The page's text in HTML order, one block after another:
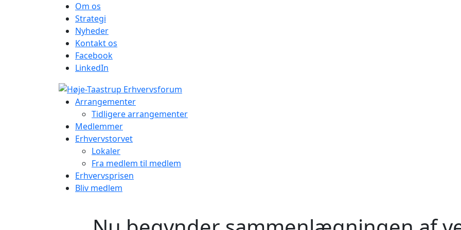
Om os
Strategi
Nyheder
Kontakt os
Facebook
LinkedIn
Arrangementer
Tidligere arrangementer
Medlemmer
Erhvervstorvet
Lokaler
Fra medlem til medlem
Erhvervsprisen
Bliv medlem